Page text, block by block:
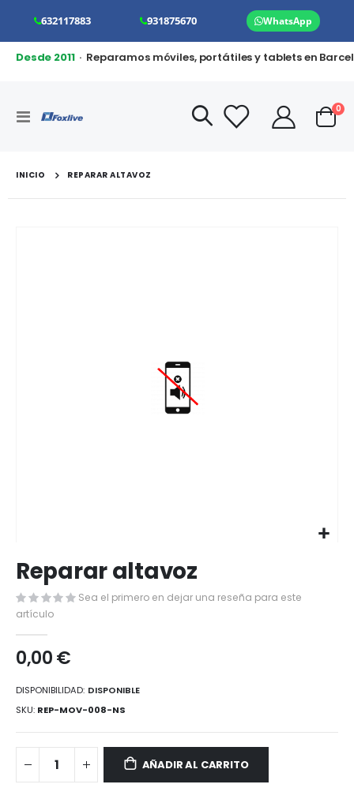
632117883 931875670 WhatsApp
Desde 2011· Reparamos móviles, portátiles y tablets en
Toggle
Cart
0
INICIO REPARAR ALTAVOZ
al
comienzo
de
la
galería
de
imágenes
Reparar altavoz
Sea el primero en dejar una reseña para este
artículo
0,00 €
DISPONIBILIDAD: DISPONIBLE
SKU REP-MOV-008-NS
AÑADIR AL CARRITO